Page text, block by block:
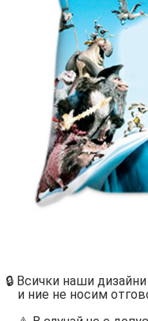
🔒 Всички наши
и ние не носим